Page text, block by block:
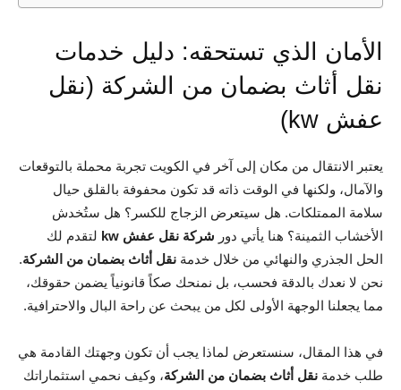
الأمان الذي تستحقه: دليل خدمات
نقل أثاث بضمان من الشركة (نقل
عفش kw)
يعتبر الانتقال من مكان إلى آخر في الكويت تجربة محملة بالتوقعات
والآمال، ولكنها في الوقت ذاته قد تكون محفوفة بالقلق حيال
سلامة الممتلكات. هل سيتعرض الزجاج للكسر؟ هل ستُخدش
الأخشاب الثمينة؟ هنا يأتي دور شركة نقل عفش kw
لتقدم لك
الحل الجذري والنهائي من خلال خدمة نقل أثاث بضمان من الشركة.
نحن لا نعدك بالدقة فحسب، بل نمنحك صكاً قانونياً يضمن حقوقك،
مما يجعلنا الوجهة الأولى لكل من يبحث عن راحة البال والاحترافية.
في هذا المقال، سنستعرض لماذا يجب أن تكون وجهتك القادمة هي
طلب خدمة نقل أثاث بضمان من الشركة، وكيف نحمي استثماراتك